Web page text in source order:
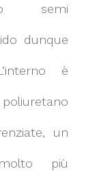
semi
dunque
è
un
più